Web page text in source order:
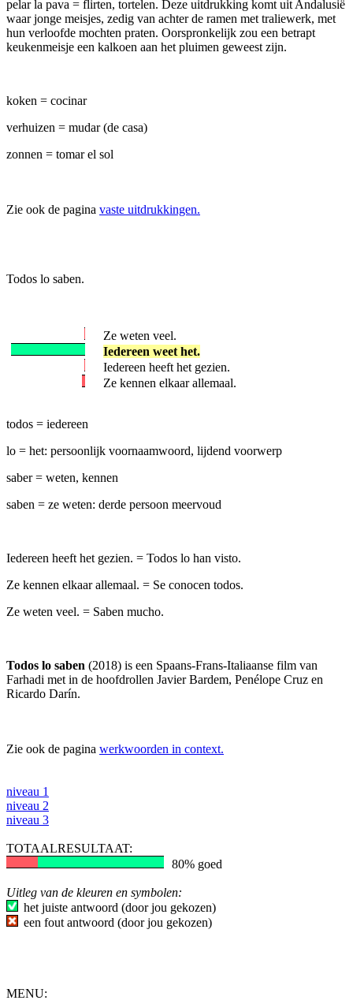
pelar la pava = flirten, tortelen. Deze uitdrukking komt uit Andalusië
waar jonge meisjes, zedig van achter de ramen met traliewerk, met
hun verloofde mochten praten. Oorspronkelijk zou een betrapt
keukenmeisje een kalkoen aan het pluimen geweest zijn.
koken = cocinar
verhuizen = mudar (de casa)
zonnen = tomar el sol
Zie ook de pagina vaste uitdrukkingen.
Todos lo saben.
Ze weten veel.
Iedereen weet het.
Iedereen heeft het gezien.
Ze kennen elkaar allemaal.
todos = iedereen
lo = het: persoonlijk voornaamwoord, lijdend voorwerp
saber = weten, kennen
saben = ze weten: derde persoon meervoud
Iedereen heeft het gezien. = Todos lo han visto.
Ze kennen elkaar allemaal. = Se conocen todos.
Ze weten veel. = Saben mucho.
Todos lo saben (2018) is een Spaans-Frans-Italiaanse film van
Farhadi met in de hoofdrollen Javier Bardem, Penélope Cruz en
Ricardo Darín.
Zie ook de pagina werkwoorden in context.
niveau 1
niveau 2
niveau 3
TOTAALRESULTAAT:
80% goed
Uitleg van de kleuren en symbolen:
het juiste antwoord (door jou gekozen)
een fout antwoord (door jou gekozen)
MENU: